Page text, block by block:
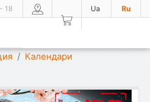
Ua Ru
18
Календари